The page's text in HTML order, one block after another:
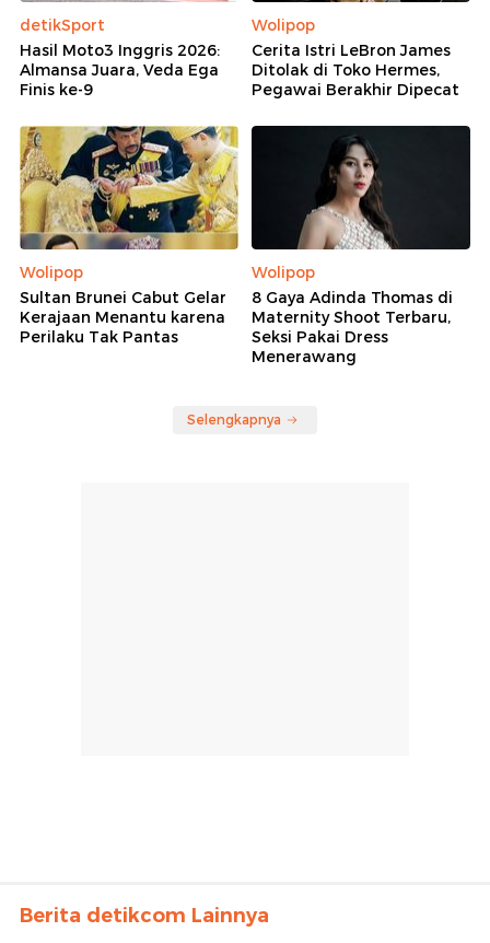
detikSport
Hasil Moto3 Inggris 2026:
Almansa Juara, Veda Ega
Finis ke-9
Wolipop
Cerita Istri LeBron James
Ditolak di Toko Hermes,
Pegawai Berakhir Dipecat
Wolipop
Sultan Brunei Cabut Gelar
Kerajaan Menantu karena
Perilaku Tak Pantas
Wolipop
8 Gaya Adinda Thomas di
Maternity Shoot Terbaru,
Seksi Pakai Dress
Menerawang
Selengkapnya
Berita detikcom Lainnya